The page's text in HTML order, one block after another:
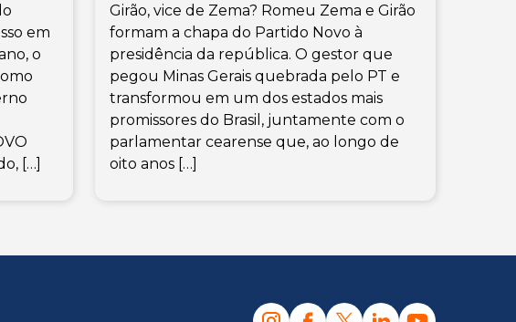
em
o
[…]
Girão, vice de Zema? Romeu Zema e Girão
formam a chapa do Partido Novo à
presidência da república. O gestor que
pegou Minas Gerais quebrada pelo PT e
transformou em um dos estados mais
promissores do Brasil, juntamente com o
parlamentar cearense que, ao longo de
oito anos […]